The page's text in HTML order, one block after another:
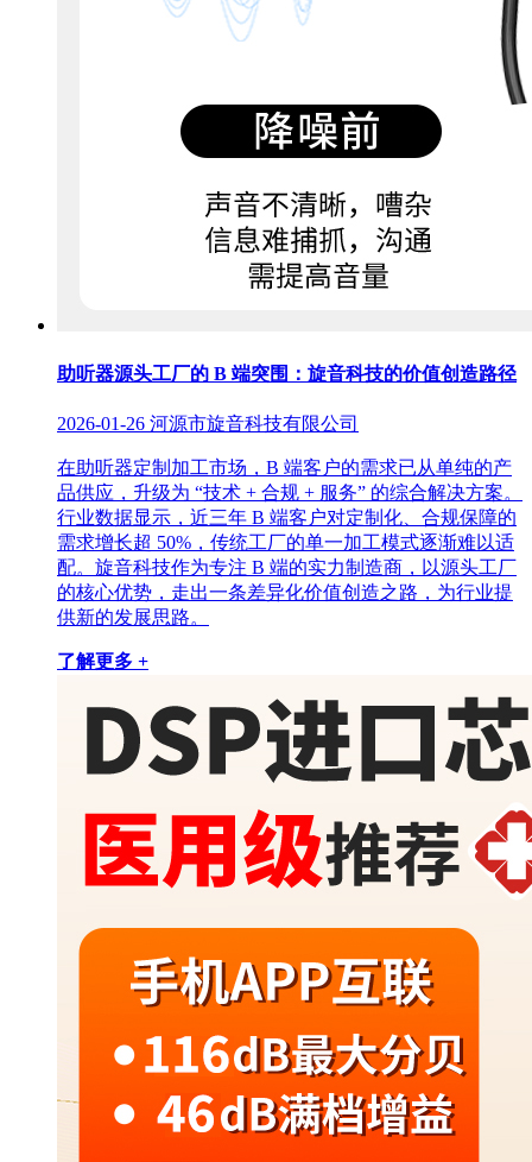
助听器源头工厂的 B 端突围：旋音科技的价值创造路径
2026-01-26 河源市旋音科技有限公司
在助听器定制加工市场，B 端客户的需求已从单纯的产
品供应，升级为 “技术 + 合规 + 服务” 的综合解决方案。
行业数据显示，近三年 B 端客户对定制化、合规保障的
需求增长超 50%，传统工厂的单一加工模式逐渐难以适
配。旋音科技作为专注 B 端的实力制造商，以源头工厂
的核心优势，走出一条差异化价值创造之路，为行业提
供新的发展思路。
了解更多 +